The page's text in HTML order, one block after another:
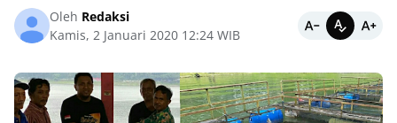
Oleh Redaksi
Kamis, 2 Januari 2020 12:24 WIB